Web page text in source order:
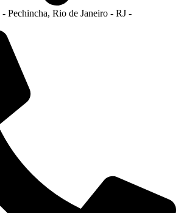
Pechincha, Rio de Janeiro - RJ -